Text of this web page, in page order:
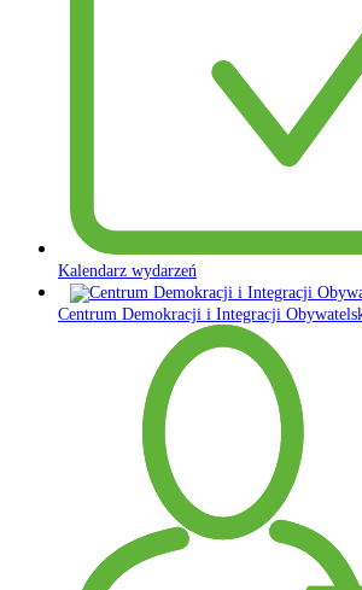
Kalendarz wydarzeń
Centrum Demokracji i Integracji